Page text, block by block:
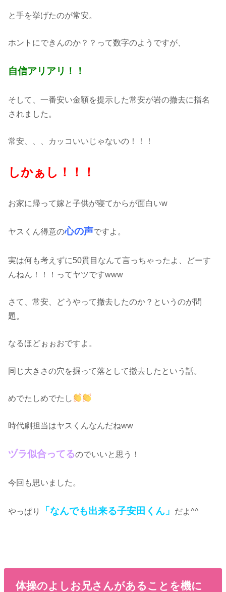
と手を挙げたのが常安。
ホントにできんのか？？って数字のようですが、
自信アリアリ！！
そして、一番安い金額を提示した常安が岩の撤去に指名
されました。
常安、、、カッコいいじゃないの！！！
しかぁし！！！
お家に帰って嫁と子供が寝てからが面白いw
ヤスくん得意の心の声ですよ。
実は何も考えずに50貫目なんて言っちゃったよ、どーす
んねん！！！ってヤツですwww
さて、常安、どうやって撤去したのか？というのが問
題。
なるほどぉぉおですよ。
同じ大きさの穴を掘って落として撤去したという話。
めでたしめでたし
時代劇担当はヤスくんなんだねww
ヅラ似合ってるのでいいと思う！
今回も思いました。
やっぱり 「なんでも出来る子安田くん」 だよ^^
体操のよしお兄さんがあることを機に